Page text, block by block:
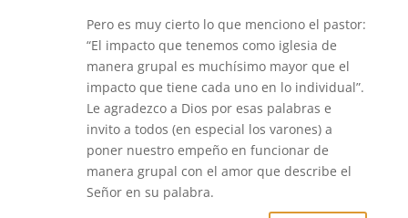
Pero es muy cierto lo que menciono el pastor:
“El impacto que tenemos como iglesia de
manera grupal es muchísimo mayor que el
impacto que tiene cada uno en lo individual”.
Le agradezco a Dios por esas palabras e
invito a todos (en especial los varones) a
poner nuestro empeño en funcionar de
manera grupal con el amor que describe el
Señor en su palabra.